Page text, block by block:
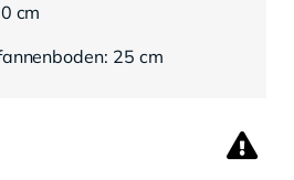
cm
25 cm